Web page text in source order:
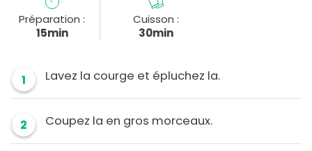
Préparation :
15min
Cuisson :
30min
1 Lavez la courge et épluchez la.
2 Coupez la en gros morceaux.